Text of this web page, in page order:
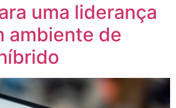
uma liderança
ambiente de